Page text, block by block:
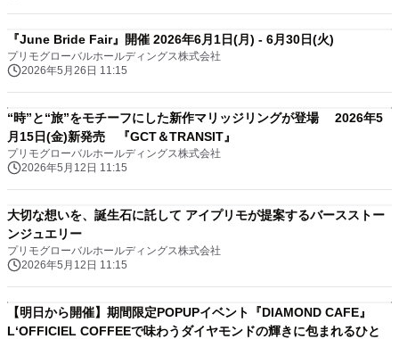
『June Bride Fair』開催 2026年6月1日(月) - 6月30日(火)
プリモグローバルホールディングス株式会社
2026年5月26日 11:15
“時”と“旅”をモチーフにした新作マリッジリングが登場 2026年5
月15日(金)新発売 『GCT＆TRANSIT』
プリモグローバルホールディングス株式会社
2026年5月12日 11:15
大切な想いを、誕生石に託して アイプリモが提案するバースストー
ンジュエリー
プリモグローバルホールディングス株式会社
2026年5月12日 11:15
【明日から開催】期間限定POPUPイベント『DIAMOND CAFE』
L‘OFFICIEL COFFEEで味わうダイヤモンドの輝きに包まれるひと